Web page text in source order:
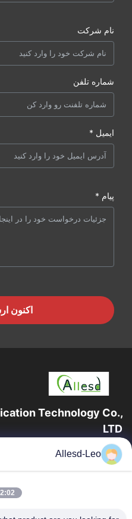
نام شرکت
شماره تلفن
ایمیل *
پیام *
اکنون
Technology Co.,
LTD
16 سال تجربه، به عنوان یک
صفحه اصلی
Allesd-Leo
PM